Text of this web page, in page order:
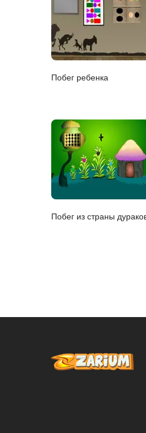
Побег ребенка
Побег из страны